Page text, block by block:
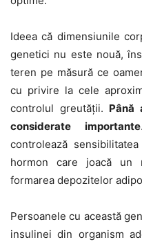
Ideea că dimensiunile
genetici nu este nouă,
teren pe măsură ce
cu privire la cele
controlul greutății. Până
considerate importante
controlează
hormon care joacă
formarea depozitelor
Persoanele cu această
insulinei din organism